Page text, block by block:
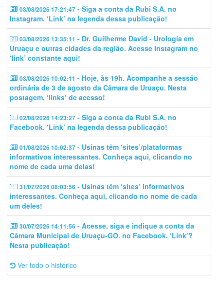
03/08/2026 17:21:47 - Siga a conta da Rubi S.A. no
Instagram. ‘Link’ na legenda dessa publicação!
03/08/2026 13:35:11 - Dr. Guilherme David - Urologia em
Uruaçu e outras cidades da região. Acesse Instagram no
‘link’ constante aqui!
03/08/2026 10:02:11 - Hoje, às 19h. Acompanhe a sessão
ordinária de 3 de agosto da Câmara de Uruaçu. Nesta
postagem, ‘links’ de acesso!
02/08/2026 14:23:27 - Siga a conta da Rubi S.A. no
Facebook. ‘Link’ na legenda dessa publicação!
01/08/2026 10:02:37 - Usinas têm ‘sites’/plataformas
informativos interessantes. Conheça aqui, clicando no
nome de cada uma delas!
31/07/2026 08:03:56 - Usinas têm ‘sites’ informativos
interessantes. Conheça aqui, clicando no nome de cada
um deles!
30/07/2026 14:11:56 - Acesse, siga e indique a conta da
Câmara Municipal de Uruaçu-GO. no Facebook. ‘Link’?
Nesta publicação!
Ver todo o histórico